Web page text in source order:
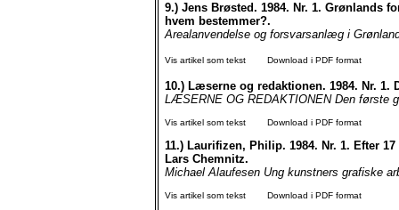
9.) Jens Brøsted. 1984. Nr. 1. Grønlands
hvem bestemmer?.
Arealanvendelse og forsvarsanlæg i
Vis artikel som tekst Download i PDF format
10.) Læserne og redaktionen. 1984. Nr.
LÆSERNE OG REDAKTIONEN Den første
Vis artikel som tekst Download i PDF format
11.) Laurifizen, Philip. 1984. Nr. 1. Efter
Lars Chemnitz.
Michael Alaufesen Ung kunstners grafiske
Vis artikel som tekst Download i PDF format